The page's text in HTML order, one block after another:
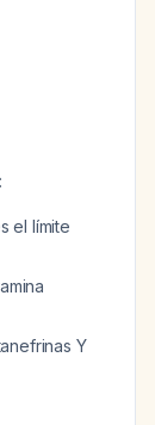
:
el límite
Y